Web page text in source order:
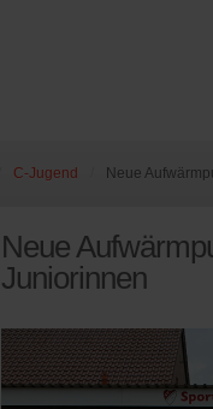
C-Jugend Neue
Neue
Juniorinnen